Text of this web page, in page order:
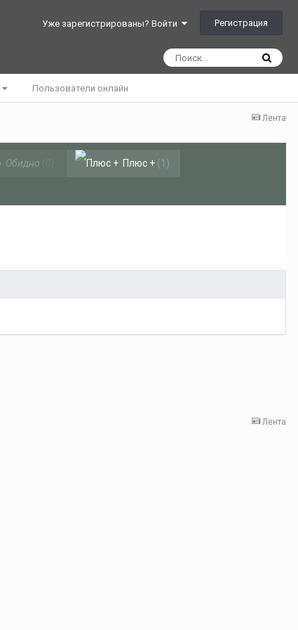
Уже зарегистрированы? Войти Регистрация
Пользователи онлайн
Лента
Обидно (0) Плюс + (1)
Лента